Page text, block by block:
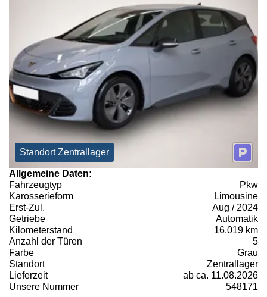
Standort Zentrallager
Allgemeine Daten:
Fahrzeugtyp
Pkw
Karosserieform
Limousine
Erst-Zul.
Aug / 2024
Getriebe
Automatik
Kilometerstand
16.019 km
Anzahl der Türen
5
Farbe
Grau
Standort
Zentrallager
Lieferzeit
ab ca. 11.08.2026
Unsere Nummer
548171